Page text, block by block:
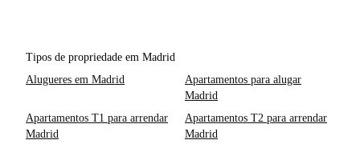
Tipos de propriedade em Madrid
Alugueres em Madrid
Apartamentos para alugar
Madrid
Apartamentos T1 para arrendar
Madrid
Apartamentos T2 para arrendar
Madrid